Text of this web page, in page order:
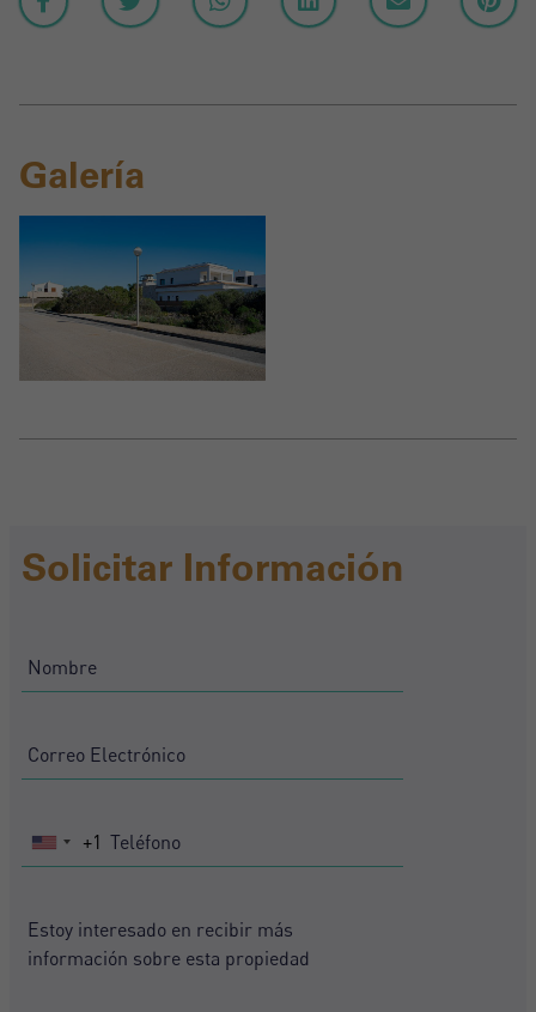
Galería
Solicitar Información
United
+1